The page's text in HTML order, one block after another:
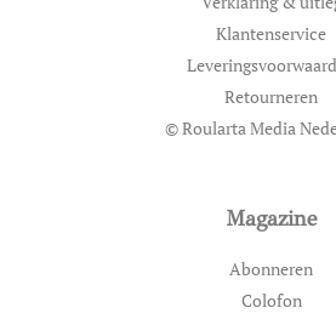
Klantenservice
Retourneren
© Roularta Media
Magazine
Abonneren
Colofon